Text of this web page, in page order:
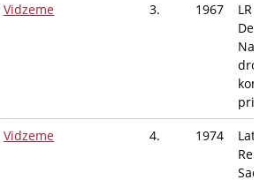
Vidzeme 3. 1967
LR
Vidzeme 4. 1974